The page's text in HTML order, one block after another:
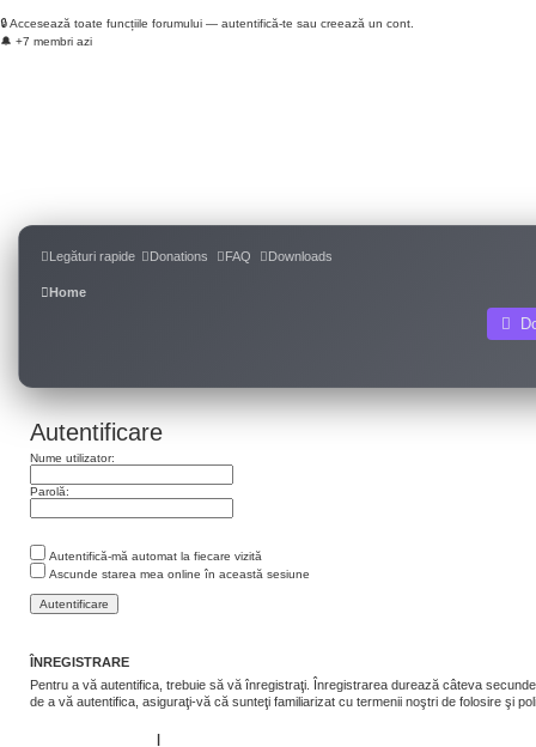
🔒 Accesează toate funcțiile forumului — autentifică-te sau creează un cont.
🔔 +7 membri azi
Legături rapide Donations FAQ Downloads
Home
Autentificare
Nume utilizator:
Parolă:
Autentifică-mă automat la fiecare vizită
Ascunde starea mea online în această sesiune
ÎNREGISTRARE
Pentru a vă autentifica, trebuie să vă înregistraţi. Înregistrarea durează câteva
de a vă autentifica, asiguraţi-vă că sunteţi familiarizat cu termenii noştri de folosire şi
|